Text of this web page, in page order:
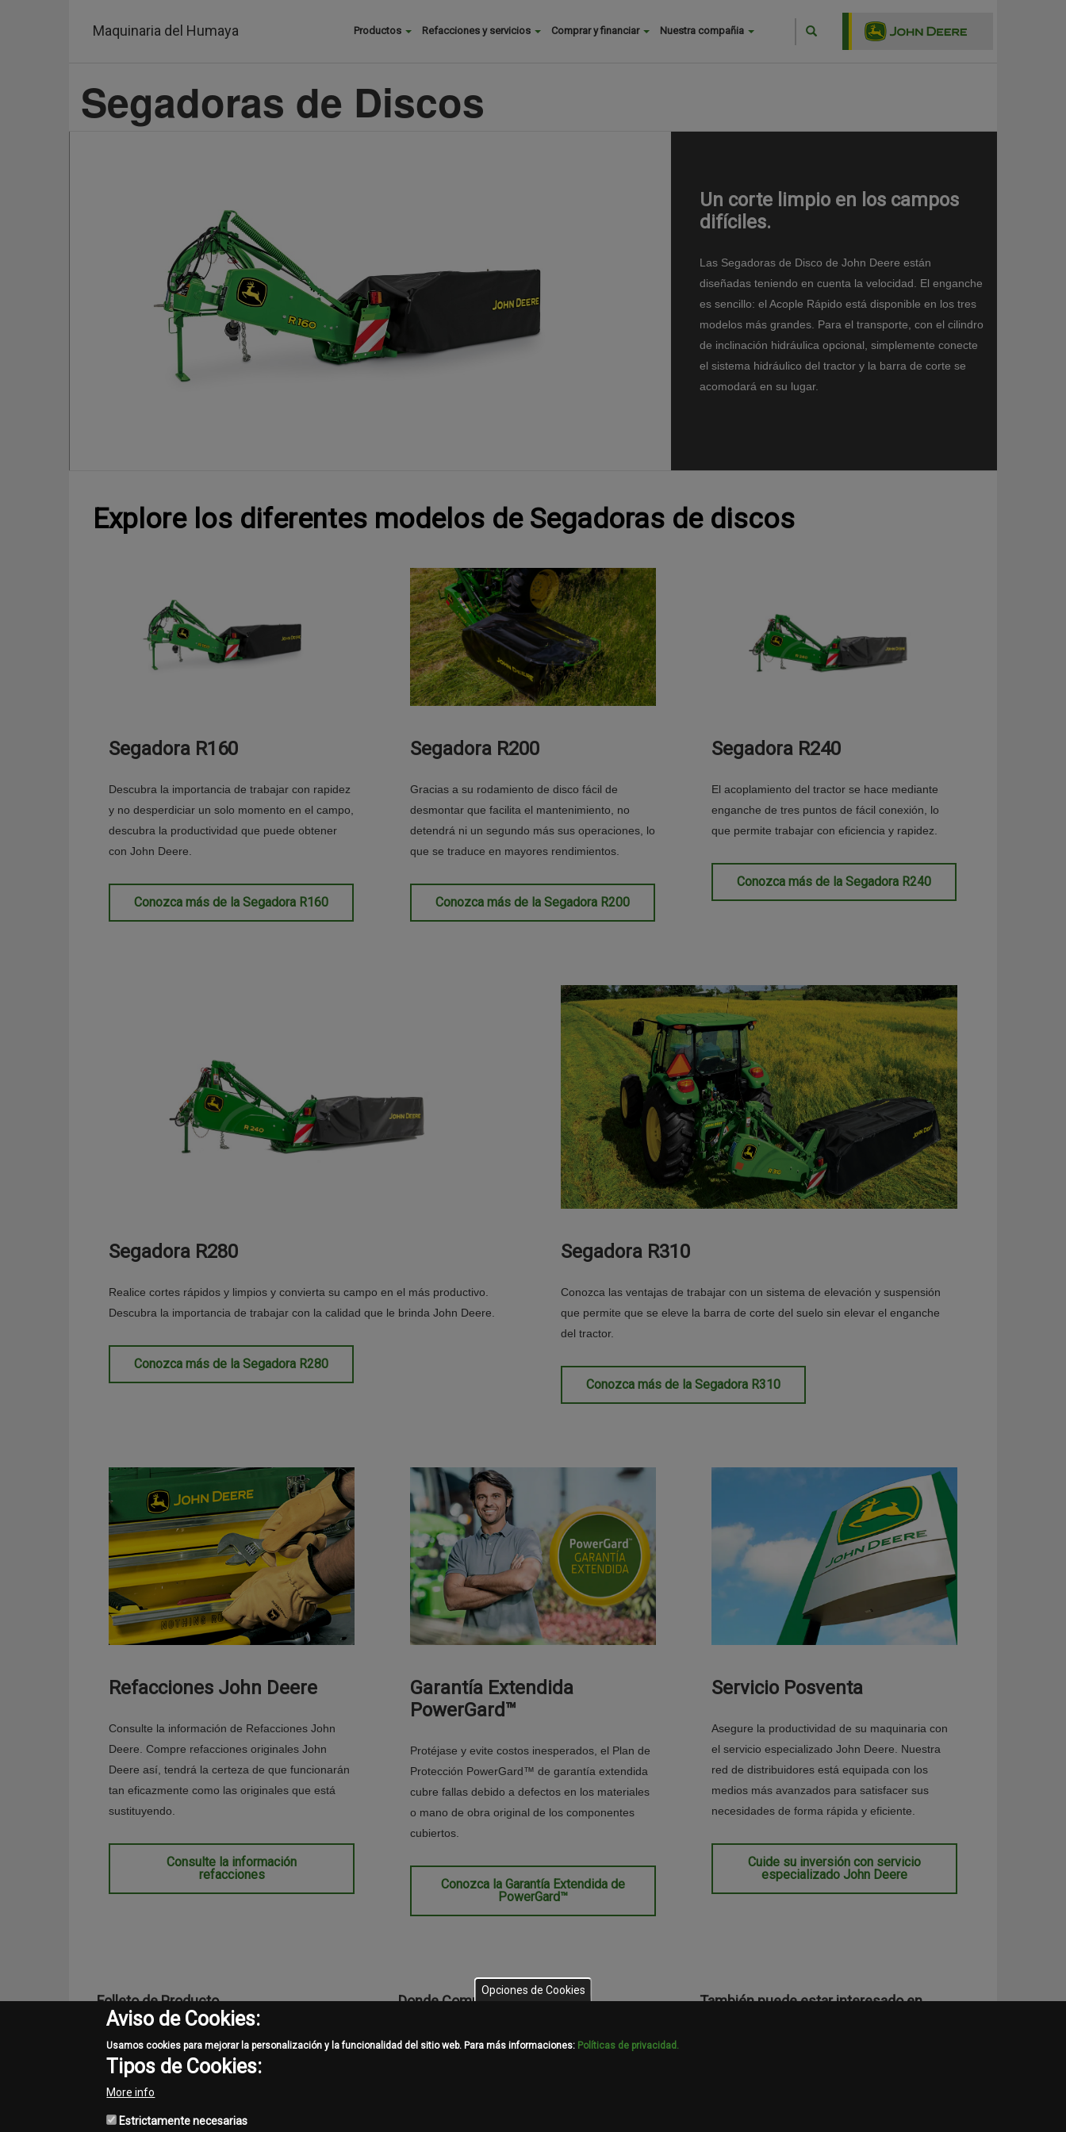
Maquinaria del Humaya Search
Buscar Buscar
Productos Refacciones y servicios Comprar y financiar Nuestra compañia
Segadoras de Discos
Un corte limpio en los campos
difíciles.
Las Segadoras de Disco de John Deere están
diseñadas teniendo en cuenta la velocidad. El enganche
es sencillo: el Acople Rápido está disponible en los tres
modelos más grandes. Para el transporte, con el cilindro
de inclinación hidráulica opcional, simplemente conecte
el sistema hidráulico del tractor y la barra de corte se
acomodará en su lugar.
Explore los diferentes modelos de Segadoras de discos
Segadora R160
Descubra la importancia de trabajar con rapidez
y no desperdiciar un solo momento en el campo,
descubra la productividad que puede obtener
con John Deere.
Conozca más de la Segadora R160
Segadora R200
Gracias a su rodamiento de disco fácil de
desmontar que facilita el mantenimiento, no
detendrá ni un segundo más sus operaciones, lo
que se traduce en mayores rendimientos.
Conozca más de la Segadora R200
Segadora R240
El acoplamiento del tractor se hace mediante
enganche de tres puntos de fácil conexión, lo
que permite trabajar con eficiencia y rapidez.
Conozca más de la Segadora R240
Segadora R280
Realice cortes rápidos y limpios y convierta su campo en el más productivo.
Descubra la importancia de trabajar con la calidad que le brinda John Deere.
Conozca más de la Segadora R280
Segadora R310
Conozca las ventajas de trabajar con un sistema de elevación y suspensión
que permite que se eleve la barra de corte del suelo sin elevar el enganche
del tractor.
Conozca más de la Segadora R310
Refacciones John Deere
Consulte la información de Refacciones John
Deere. Compre refacciones originales John
Deere así, tendrá la certeza de que funcionarán
tan eficazmente como las originales que está
sustituyendo.
Consulte la información
refacciones
Garantía Extendida
PowerGard™
Protéjase y evite costos inesperados, el Plan de
Protección PowerGard™ de garantía extendida
cubre fallas debido a defectos en los materiales
o mano de obra original de los componentes
cubiertos.
Conozca la Garantía Extendida de
PowerGard™
Servicio Posventa
Asegure la productividad de su maquinaria con
el servicio especializado John Deere. Nuestra
red de distribuidores está equipada con los
medios más avanzados para satisfacer sus
necesidades de forma rápida y eficiente.
Cuide su inversión con servicio
especializado John Deere
Folleto de Producto Donde Comprar También puede estar interesado en…
Opciones de Cookies
Aviso de Cookies:
Usamos cookies para mejorar la personalización y la funcionalidad del sitio web. Para más informaciones: Políticas de privacidad.
Tipos de Cookies:
More info
Estrictamente necesarias